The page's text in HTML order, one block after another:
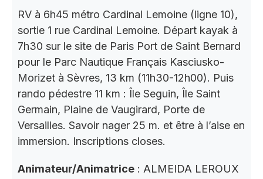
RV à 6h45 métro Cardinal Lemoine (ligne 10),
sortie 1 rue Cardinal Lemoine. Départ kayak à
7h30 sur le site de Paris Port de Saint Bernard
pour le Parc Nautique Français Kasciusko-
Morizet à Sèvres, 13 km (11h30-12h00). Puis
rando pédestre 11 km : Île Seguin, Île Saint
Germain, Plaine de Vaugirard, Porte de
Versailles. Savoir nager 25 m. et être à l’aise en
immersion. Inscriptions closes.
Animateur/Animatrice : ALMEIDA LEROUX